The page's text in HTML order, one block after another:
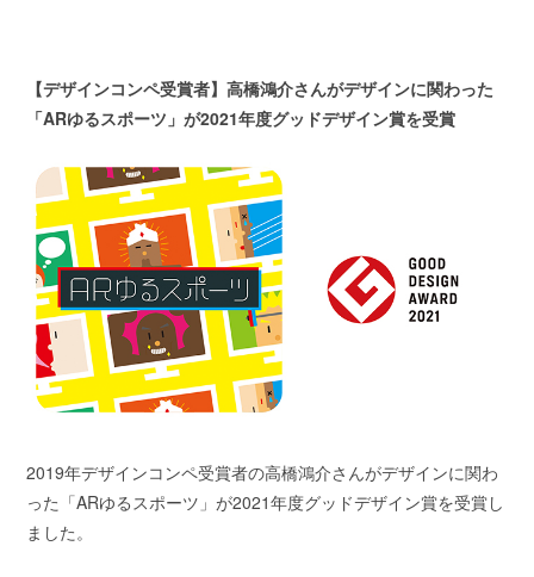
【デザインコンペ受賞者】高橋鴻介さんがデザインに関わった
「ARゆるスポーツ」が2021年度グッドデザイン賞を受賞
2019年デザインコンペ受賞者の高橋鴻介さんがデザインに関わ
った「ARゆるスポーツ」が2021年度グッドデザイン賞を受賞し
ました。